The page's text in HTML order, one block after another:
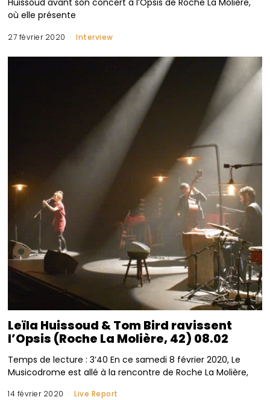
Huissoud avant son concert à l’Opsis de Roche La Molière,
où elle présente
27 février 2020 Interview
Leïla Huissoud & Tom Bird ravissent
l’Opsis (Roche La Molière, 42) 08.02
Temps de lecture : 3’40 En ce samedi 8 février 2020, Le
Musicodrome est allé à la rencontre de Roche La Molière,
14 février 2020 Live Report